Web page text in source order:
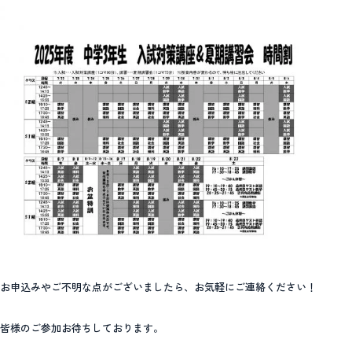
お申込みやご不明な点がございましたら、お気軽にご連絡ください！
皆様のご参加お待ちしております。